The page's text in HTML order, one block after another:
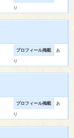
り
プロフィール掲載 あ
り
プロフィール掲載 あ
り